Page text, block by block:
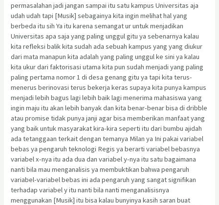
permasalahan jadi jangan sampai itu satu kampus Universitas aja
udah udah tapi [Musik] sebagainya kita ingin melihat hal yang
berbeda itu sih Ya itu karena semangat ur untuk menjadikan
Universitas apa saja yang paling unggul gitu ya sebenarnya kalau
kita refleksi balik kita sudah ada sebuah kampus yang yang diukur
dari mata manapun kita adalah yang paling unggul ke sini ya kalau
kita ukur dari faktorisasi utama kita pun sudah menjadi yang paling
paling pertama nomor 1 di desa genang gitu ya tapi kita terus-
menerus berinovasi terus bekerja keras supaya kita punya kampus
menjadi lebih bagus lagi lebih baik lagi menerima mahasiswa yang
ingin maju itu akan lebih banyak dan kita benar-benar bisa di dribble
atau promise tidak punya janji agar bisa memberikan manfaat yang
yang baik untuk masyarakat kira-kira seperti itu dari bumbu ajidah
ada tetanggaan terkait dengan temanya Milan ya Ini pakai variabel
bebas ya pengaruh teknologi Regis ya berarti variabel bebasnya
variabel x-nya itu ada dua dan variabel y-nya itu satu bagaimana
nanti bila mau menganalisis ya membuktikan bahwa pengaruh
variabel-variabel bebas ini ada pengaruh yang sangat signifikan
terhadap variabel y itu nanti bila nanti menganalisisnya
menggunakan [Musik] itu bisa kalau bunyinya kasih saran buat